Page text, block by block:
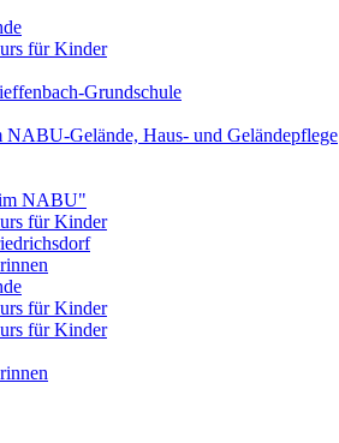
für Kinder
Grundschule
NABU-Gelände, Haus- und Geländepflege
NABU"
für Kinder
für Kinder
für Kinder